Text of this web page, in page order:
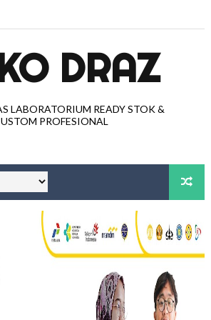
DRAZ
LABORATORIUM READY STOK &
PROFESIONAL